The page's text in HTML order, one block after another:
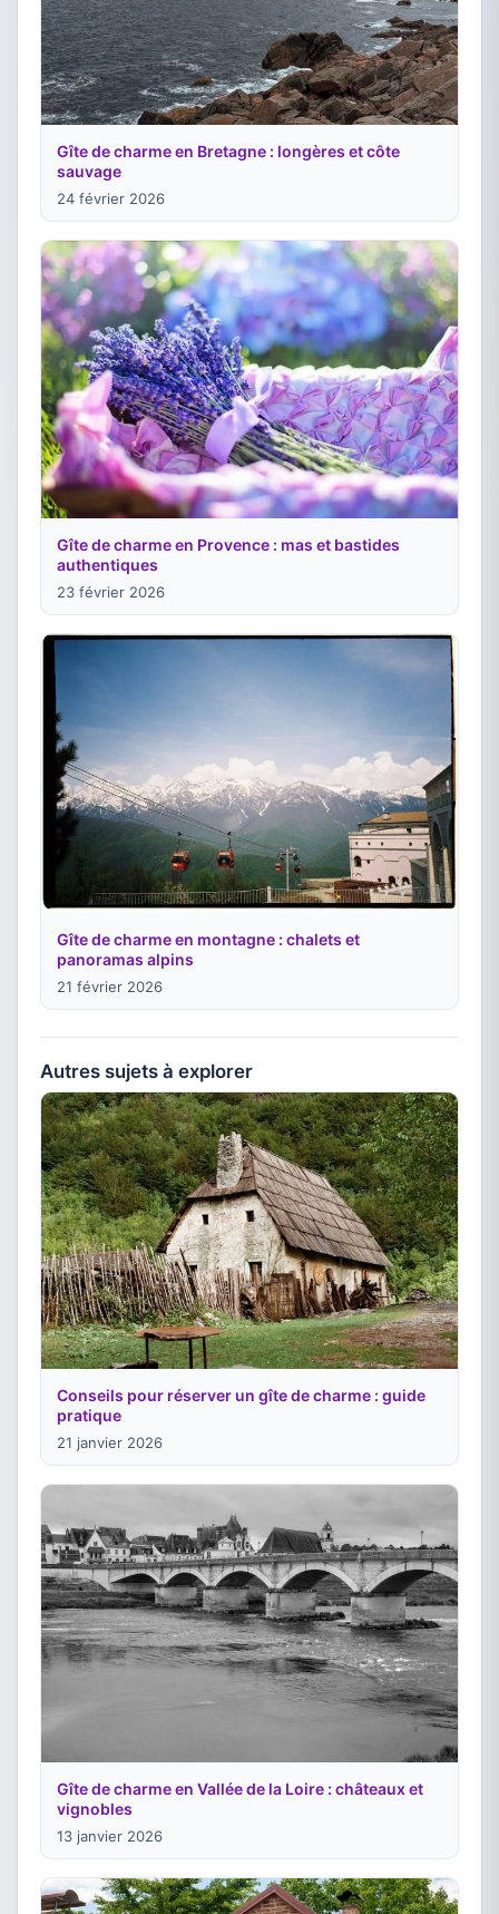
Gîte de charme en Bretagne : longères et côte
sauvage
24 février 2026
Gîte de charme en Provence : mas et bastides
authentiques
23 février 2026
Gîte de charme en montagne : chalets et
panoramas alpins
21 février 2026
Autres sujets à explorer
Conseils pour réserver un gîte de charme : guide
pratique
21 janvier 2026
Gîte de charme en Vallée de la Loire : châteaux et
vignobles
13 janvier 2026